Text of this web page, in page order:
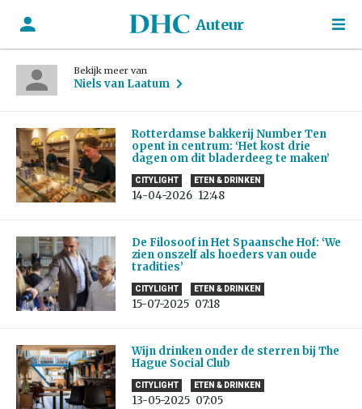
Auteur
Bekijk meer van
Niels van Laatum
Rotterdamse bakkerij Number Ten
opent in centrum: ‘Het kost drie
dagen om dit bladerdeeg te maken’
CITYLIGHT ETEN & DRINKEN
14-04-2026 12:48
De Filosoof in Het Spaansche Hof: ‘We
zien onszelf als hoeders van oude
tradities’
CITYLIGHT ETEN & DRINKEN
15-07-2025 07:18
Wijn drinken onder de sterren bij The
Hague Social Club
CITYLIGHT ETEN & DRINKEN
13-05-2025 07:05